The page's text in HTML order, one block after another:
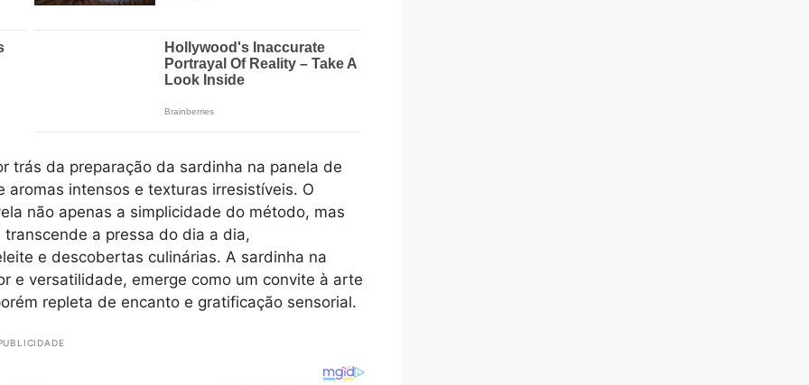
trás da preparação da sardinha na panela de
aromas intensos e texturas irresistíveis. O
não apenas a simplicidade do método, mas
a pressa do dia a dia,
e descobertas culinárias. A sardinha na
e versatilidade, emerge como um convite à arte
repleta de encanto e gratificação sensorial.